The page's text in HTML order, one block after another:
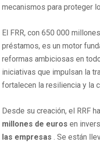
mecanismos para proteger
El FRR, con 650 000
préstamos, es un motor
reformas ambiciosas en
iniciativas que impulsan la
fortalecen la resiliencia y la
Desde su creación, el RRF
millones de euros en
las empresas . Se están